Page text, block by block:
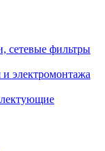
сетевые фильтры
и электромонтажа